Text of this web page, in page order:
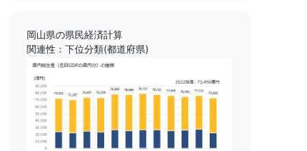
岡山県の県民経済計算
関連性：下位分類(都道府県)